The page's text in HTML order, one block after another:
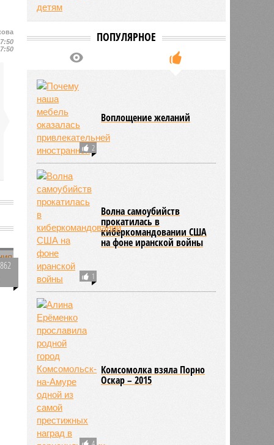
ПОПУЛЯРНОЕ
2
Воплощение желаний
1
Волна самоубийств
прокатилась в
киберкомандовании США
на фоне иранской войны
Комсомолка взяла Порно
Оскар – 2015